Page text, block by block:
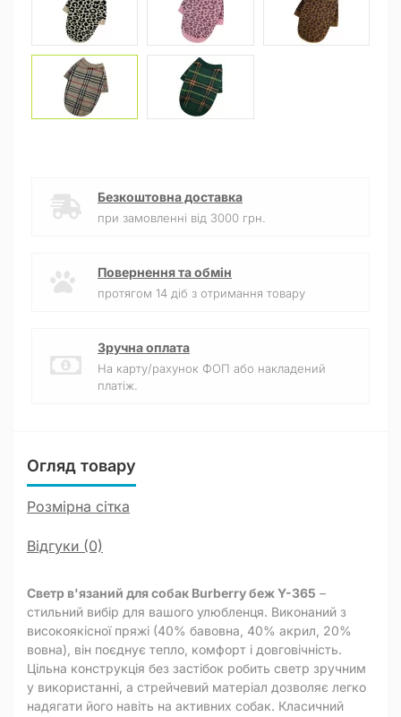
Безкоштовна доставка
при замовленні від 3000 грн.
Повернення та обмін
протягом 14 діб з отримання товару
Зручна оплата
На карту/рахунок ФОП або накладений
платіж.
Огляд товару
Розмірна сітка
Відгуки (0)
Светр в'язаний для собак Burberry беж Y-365 –
стильний вибір для вашого улюбленця. Виконаний з
високоякісної пряжі (40% бавовна, 40% акрил, 20%
вовна), він поєднує тепло, комфорт і довговічність.
Цільна конструкція без застібок робить светр зручним
у використанні, а стрейчевий матеріал дозволяє легко
надягати його навіть на активних собак. Класичний